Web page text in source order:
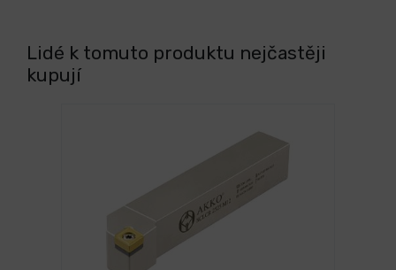
Lidé k tomuto produktu nejčastěji
kupují